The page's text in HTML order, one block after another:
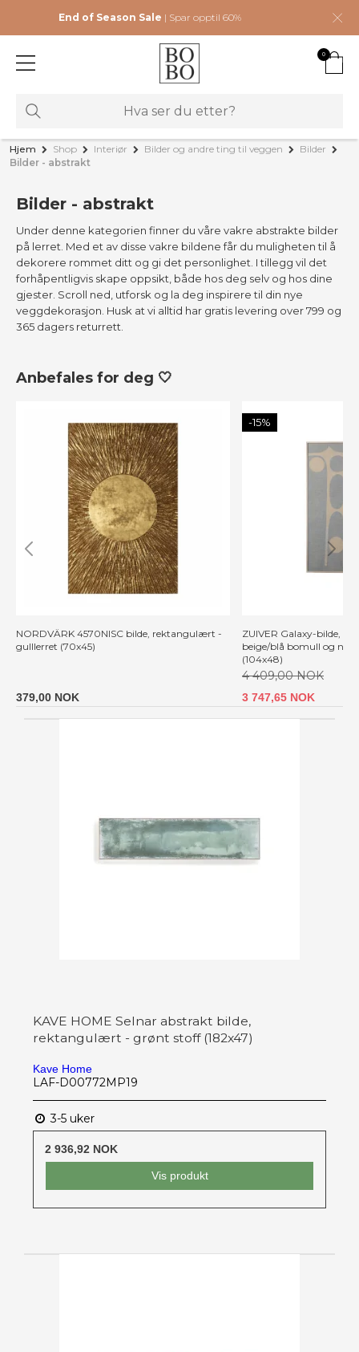
End of Season Sale | Spar opptil 60%
0
Hjem Shop Interiør Bilder og andre ting til veggen
Bilder
Bilder - abstrakt
Bilder - abstrakt
Under denne kategorien finner du våre vakre abstrakte bilder
på lerret. Med et av disse vakre bildene får du muligheten til å
dekorere rommet ditt og gi det personlighet. I tillegg vil det
forhåpentligvis skape oppsikt, både hos deg selv og hos dine
gjester. Scroll ned, utforsk og la deg inspirere til din nye
veggdekorasjon. Husk at vi alltid har gratis levering over 799 og
365 dagers returrett.
Anbefales for deg 🤍
NORDVÄRK 4570NISC bilde, rektangulært -
gulllerret (70x45)
379,00 NOK
-15%
ZUIVER Galaxy-bilde,
beige/blå bomull og
(104x48)
4 409,00 NOK
3 747,65 NOK
KAVE HOME Selnar abstrakt bilde,
rektangulært - grønt stoff (182x47)
Kave Home
LAF-D00772MP19
3-5 uker
2 936,92 NOK
Vis produkt